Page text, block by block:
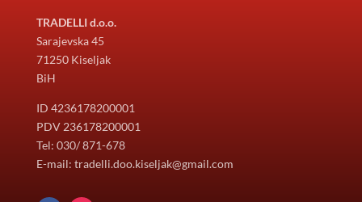
TRADELLI d.o.o.
Sarajevska 45
71250 Kiseljak
BiH
ID 4236178200001
PDV 236178200001
Tel: 030/ 871-678
E-mail: tradelli.doo.kiseljak@gmail.com